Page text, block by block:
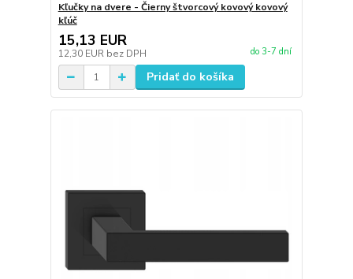
Kľučky na dvere - Čierny štvorcový kovový kovový
kľúč
15,13 EUR
12,30 EUR bez DPH do 3-7 dní
Pridať do košíka